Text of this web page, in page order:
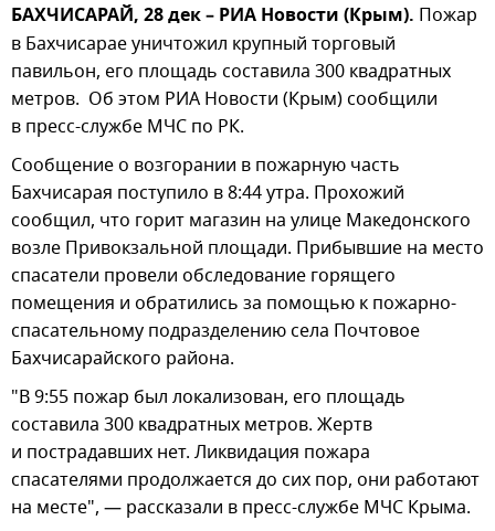
БАХЧИСАРАЙ, 28 дек – РИА Новости (Крым). Пожар
в Бахчисарае уничтожил крупный торговый
павильон, его площадь составила 300 квадратных
метров. Об этом РИА Новости (Крым) сообщили
в пресс-службе МЧС по РК.
Сообщение о возгорании в пожарную часть
Бахчисарая поступило в 8:44 утра. Прохожий
сообщил, что горит магазин на улице Македонского
возле Привокзальной площади. Прибывшие на место
спасатели провели обследование горящего
помещения и обратились за помощью к пожарно-
спасательному подразделению села Почтовое
Бахчисарайского района.
"В 9:55 пожар был локализован, его площадь
составила 300 квадратных метров. Жертв
и пострадавших нет. Ликвидация пожара
спасателями продолжается до сих пор, они работают
на месте", — рассказали в пресс-службе МЧС Крыма.